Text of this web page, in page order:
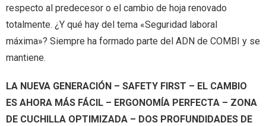
respecto al predecesor o el cambio de hoja renovado
totalmente. ¿Y qué hay del tema «Seguridad laboral
máxima»? Siempre ha formado parte del ADN de COMBI y se
mantiene.
LA NUEVA GENERACIÓN – SAFETY FIRST – EL CAMBIO
ES AHORA MÁS FÁCIL – ERGONOMÍA PERFECTA – ZONA
DE CUCHILLA OPTIMIZADA – DOS PROFUNDIDADES DE